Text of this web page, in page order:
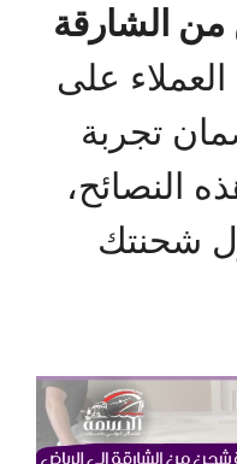
الشارقة
على
تجربة
النصائح،
شحنتك